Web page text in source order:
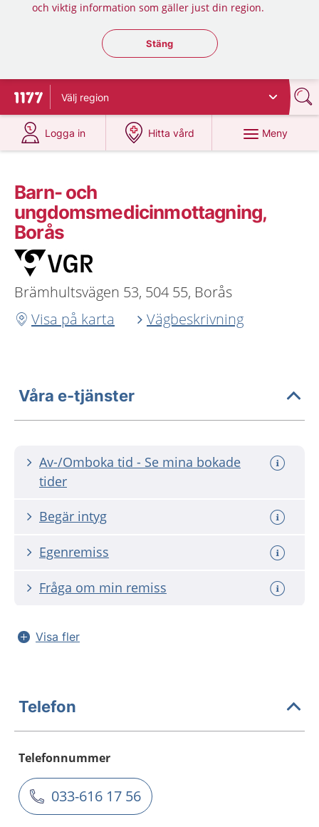
och viktig information som gäller just din region.
Stäng regionsväljaren
Stäng
Till startsidan för 1177
Välj region
Logga in
på 1177.se
Hitta vård
på 1177.se
Meny
Barn- och
ungdomsmedicinmottagning,
Borås
Brämhultsvägen 53, 504 55, Borås
Visa på karta
Vägbeskrivning
Våra e-tjänster
Av-/Omboka tid - Se mina bokade
tider
Begär intyg
Egenremiss
Fråga om min remiss
Visa fler
Telefon
Telefonnummer
033-616 17 56